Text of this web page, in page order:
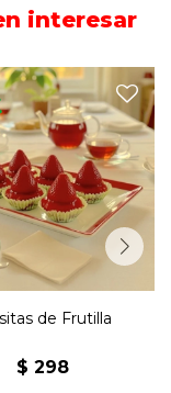
interesar
de masitas de
crema pastelera.
de Frutilla
$ 298